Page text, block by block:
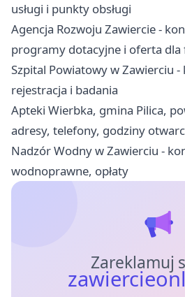
usługi i punkty obsługi
Agencja Rozwoju Zawiercie -
programy dotacyjne i oferta dla
Szpital Powiatowy w Zawierciu -
rejestracja i badania
Apteki Wierbka, gmina Pilica,
adresy, telefony, godziny
Nadzór Wodny w Zawierciu -
wodnoprawne, opłaty
Zareklamuj